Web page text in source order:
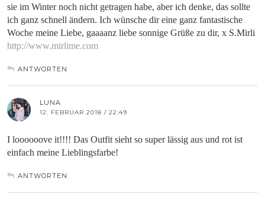
sie im Winter noch nicht getragen habe, aber ich denke, das sollte
ich ganz schnell ändern. Ich wünsche dir eine ganz fantastische
Woche meine Liebe, gaaaanz liebe sonnige Grüße zu dir, x S.Mirli
http://www.mirlime.com
ANTWORTEN
LUNA
12. FEBRUAR 2018 / 22:49
I loooooove it!!!! Das Outfit sieht so super lässig aus und rot ist
einfach meine Lieblingsfarbe!
ANTWORTEN